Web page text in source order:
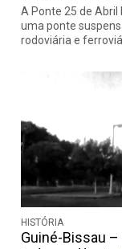
A Ponte 25 de Abril
uma ponte
rodoviária e
HISTÓRIA
Guiné-Bissau